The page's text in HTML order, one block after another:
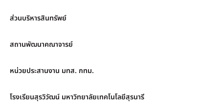
ส่วนบริหารสินทรัพย์
สถานพัฒนาคณาจารย์
หน่วยประสานงาน มทส. กทม.
โรงเรียนสุรวิวัฒน์ มหาวิทยาลัยเทคโนโลยีสุรนารี